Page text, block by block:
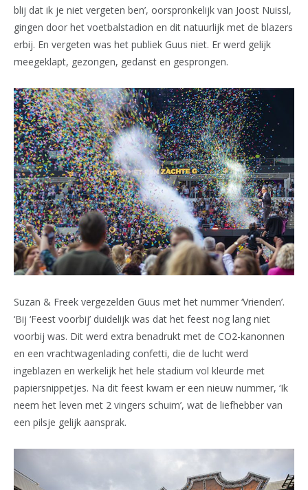
blij dat ik je niet vergeten ben’, oorspronkelijk van Joost Nuissl,
gingen door het voetbalstadion en dit natuurlijk met de blazers
erbij. En vergeten was het publiek Guus niet. Er werd gelijk
meegeklapt, gezongen, gedanst en gesprongen.
Suzan & Freek vergezelden Guus met het nummer ‘Vrienden’.
‘Bij ‘Feest voorbij’ duidelijk was dat het feest nog lang niet
voorbij was. Dit werd extra benadrukt met de CO2-kanonnen
en een vrachtwagenlading confetti, die de lucht werd
ingeblazen en werkelijk het hele stadium vol kleurde met
papiersnippetjes. Na dit feest kwam er een nieuw nummer, ‘Ik
neem het leven met 2 vingers schuim’, wat de liefhebber van
een pilsje gelijk aansprak.